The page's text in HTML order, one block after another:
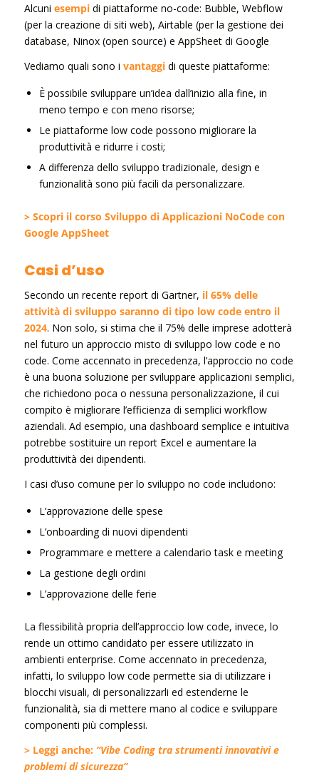
Alcuni esempidi piattaforme no-code: Bubble, Webflow
(per la creazione di siti web), Airtable (per la gestione dei
database, Ninox (open source) e AppSheet di Google
Vediamo quali sono i vantaggidi queste piattaforme:
È possibile sviluppare un’idea dall’inizio alla fine, in
meno tempo e con meno risorse;
Le piattaforme low code possono migliorare la
produttività e ridurre i costi;
A differenza dello sviluppo tradizionale, design e
funzionalità sono più facili da personalizzare.
> Scopri il corso Sviluppo di Applicazioni NoCode con
Google AppSheet
Casi d’uso
Secondo un recente report di Gartner, il 65% delle
attività di sviluppo saranno di tipo low code entro il
2024. Non solo, si stima che il 75% delle imprese adotterà
nel futuro un approccio misto di sviluppo low code e no
code. Come accennato in precedenza, l’approccio no code
è una buona soluzione per sviluppare applicazioni semplici,
che richiedono poca o nessuna personalizzazione, il cui
compito è migliorare l’efficienza di semplici workflow
aziendali. Ad esempio, una dashboard semplice e intuitiva
potrebbe sostituire un report Excel e aumentare la
produttività dei dipendenti.
I casi d’uso comune per lo sviluppo no code includono:
L’approvazione delle spese
L’onboarding di nuovi dipendenti
Programmare e mettere a calendario task e meeting
La gestione degli ordini
L’approvazione delle ferie
La flessibilità propria dell’approccio low code, invece, lo
rende un ottimo candidato per essere utilizzato in
ambienti enterprise. Come accennato in precedenza,
infatti, lo sviluppo low code permette sia di utilizzare i
blocchi visuali, di personalizzarli ed estenderne le
funzionalità, sia di mettere mano al codice e sviluppare
componenti più complessi.
> Leggi anche: “Vibe Coding tra strumenti innovativi e
problemi di sicurezza”